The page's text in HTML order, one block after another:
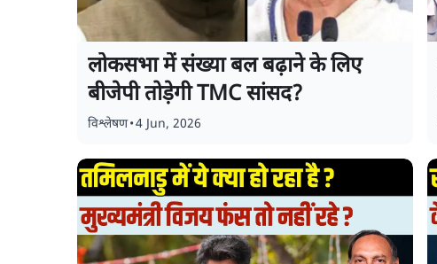
लोकसभा में संख्या बल बढ़ाने के लिए
बीजेपी तोड़ेगी TMC सांसद?
विश्लेषण•4 Jun, 2026